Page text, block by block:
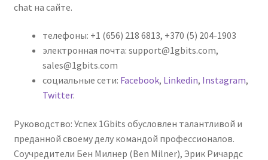
chat на сайте.
телефоны: +1 (656) 218 6813, +370 (5) 204-1903
электронная почта: support@1gbits.com,
sales@1gbits.com
социальные сети: Facebook, Linkedin, Instagram,
Twitter.
Руководство: Успех 1Gbits обусловлен талантливой и
преданной своему делу командой профессионалов.
Соучредители Бен Милнер (Ben Milner), Эрик Ричардс